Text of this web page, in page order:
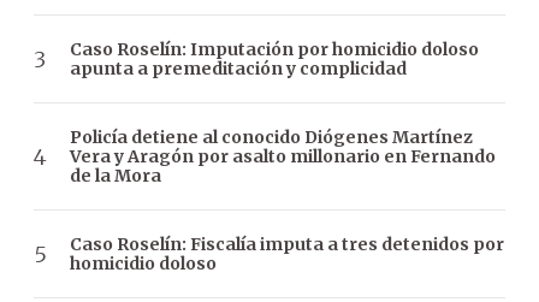
Caso Roselín: Imputación por homicidio doloso
apunta a premeditación y complicidad
Policía detiene al conocido Diógenes Martínez
Vera y Aragón por asalto millonario en Fernando
de la Mora
Caso Roselín: Fiscalía imputa a tres detenidos por
homicidio doloso